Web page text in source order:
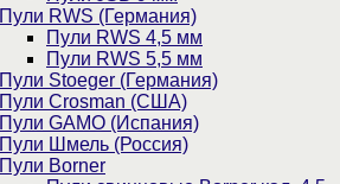
Пули RWS (Германия)
Пули RWS 4,5 мм
Пули RWS 5,5 мм
Пули Stoeger (Германия)
Пули Crosman (США)
Пули GAMO (Испания)
Пули Шмель (Россия)
Пули Borner